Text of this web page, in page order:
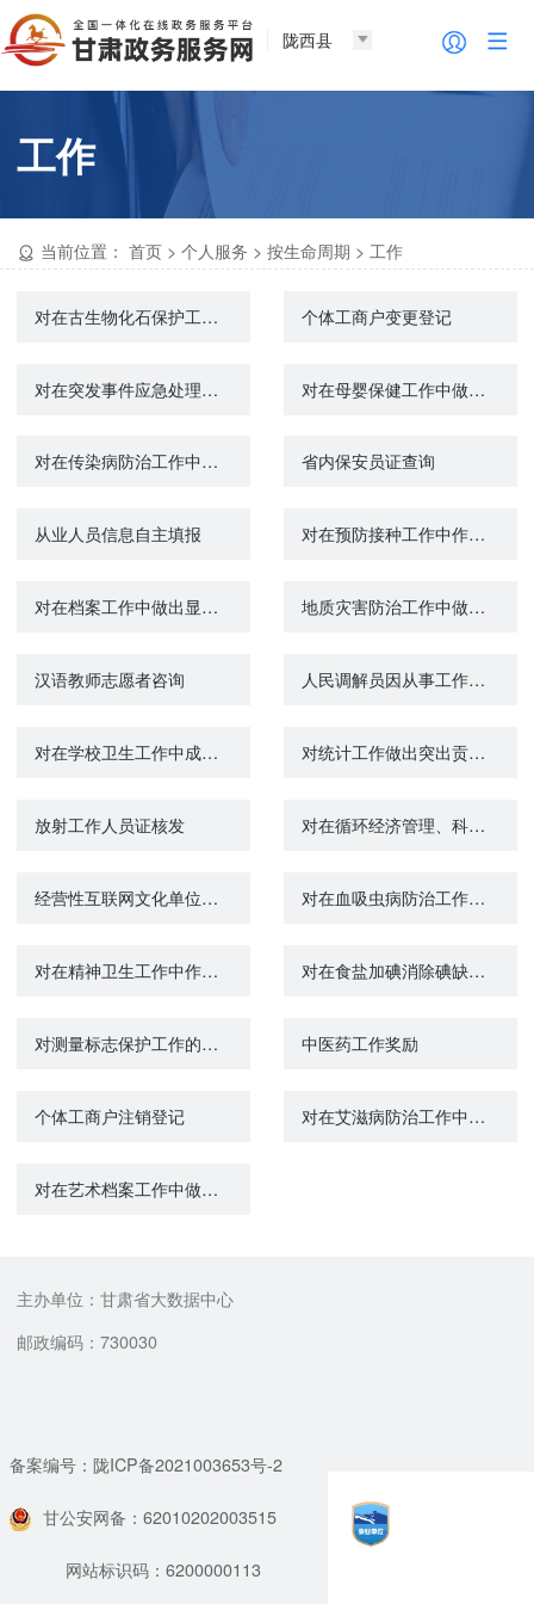
陇西县
工作
当前位置： 首页 >个人服务 >按生命周期 > 工作
对在古生物化石保护工作中做出突出成绩的单位和个人给与奖励 个体工商户变更登记
对在突发事件应急处理、突发公共卫生事件与传染病疫情监测信息报告管理工作中做出贡献的人员给予表彰和奖励 对在母婴保健工作中做出显著成绩和在母婴保健科学研究中取得显著成果的组织和个人的奖励
对在传染病防治工作中做出显著成绩和贡献的单位和个人给予表彰和奖励 省内保安员证查询
从业人员信息自主填报 对在预防接种工作中作出显著成绩和贡献的接种单位及其工作人员给予奖励
对在档案工作中做出显著成绩的或者向国家捐赠重要、珍贵档案的单位和个人的表彰或者奖励 地质灾害防治工作中做出突出贡献奖励
汉语教师志愿者咨询 人民调解员因从事工作致伤致残、牺牲的救助、抚恤
对在学校卫生工作中成绩显著的单位或者个人的表彰奖励 对统计工作做出突出贡献、取得显著成绩的单位和个人给予表彰和奖励
放射工作人员证核发 对在循环经济管理、科学技术研究、产品开发、示范和推广工作中做出显著成绩的单位和个人的表彰奖励
经营性互联网文化单位信息 对在血吸虫病防治工作中做出显著成绩的单位和个人给予表彰或者奖励
对在精神卫生工作中作出突出贡献的组织、个人给予表彰、奖励 对在食盐加碘消除碘缺乏危害工作中做出显著成绩的单位和个人给予奖励
对测量标志保护工作的奖励 中医药工作奖励
个体工商户注销登记 对在艾滋病防治工作中做出显著成绩和贡献的单位和个人给予表彰和奖励
对在艺术档案工作中做出显著成绩的单位和个人的表彰和奖励
主办单位：甘肃省大数据中心
邮政编码：730030
备案编号：陇ICP备2021003653号-2
甘公安网备：62010202003515
网站标识码：6200000113